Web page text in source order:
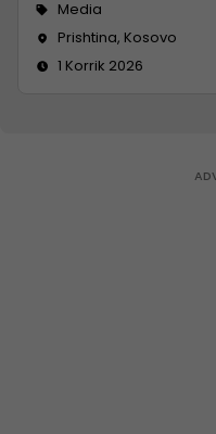
Media
Prishtina, Kosovo
1 Korrik 2026